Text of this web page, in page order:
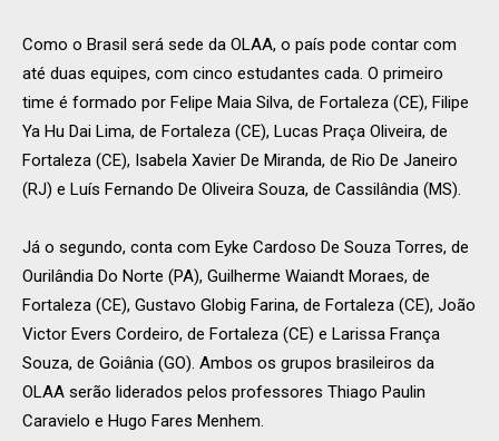
Como o Brasil será sede da OLAA, o país pode contar com
até duas equipes, com cinco estudantes cada. O primeiro
time é formado por Felipe Maia Silva, de Fortaleza (CE), Filipe
Ya Hu Dai Lima, de Fortaleza (CE), Lucas Praça Oliveira, de
Fortaleza (CE), Isabela Xavier De Miranda, de Rio De Janeiro
(RJ) e Luís Fernando De Oliveira Souza, de Cassilândia (MS).
Já o segundo, conta com Eyke Cardoso De Souza Torres, de
Ourilândia Do Norte (PA), Guilherme Waiandt Moraes, de
Fortaleza (CE), Gustavo Globig Farina, de Fortaleza (CE), João
Victor Evers Cordeiro, de Fortaleza (CE) e Larissa França
Souza, de Goiânia (GO). Ambos os grupos brasileiros da
OLAA serão liderados pelos professores Thiago Paulin
Caravielo e Hugo Fares Menhem.